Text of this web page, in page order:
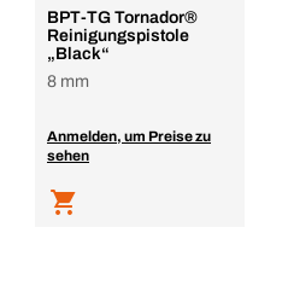
BPT-TG Tornador®
Reinigungspistole
„Black“
8 mm
Anmelden, um Preise zu
sehen